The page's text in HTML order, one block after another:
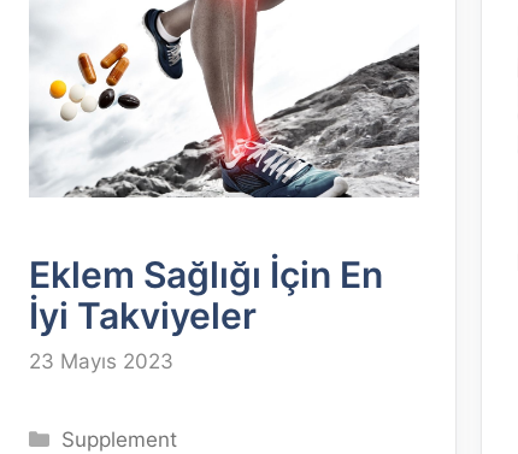
Eklem Sağlığı İçin En
İyi Takviyeler
23 Mayıs 2023
Kategoriler
Supplement